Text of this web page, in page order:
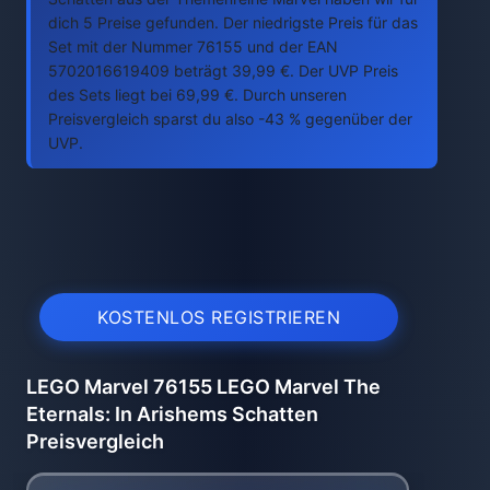
dich 5 Preise gefunden. Der niedrigste Preis für das
Set mit der Nummer 76155 und der EAN
5702016619409 beträgt 39,99 €. Der UVP Preis
des Sets liegt bei 69,99 €. Durch unseren
Preisvergleich sparst du also -43 % gegenüber der
UVP.
KOSTENLOS REGISTRIEREN
LEGO Marvel 76155 LEGO Marvel The
Eternals: In Arishems Schatten
Preisvergleich